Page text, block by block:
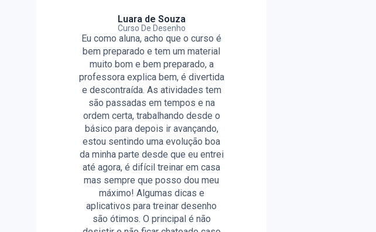
Luara de Souza
Curso De Desenho
Eu como aluna, acho que o curso é
bem preparado e tem um material
muito bom e bem preparado, a
professora explica bem, é divertida
e descontraída. As atividades tem
são passadas em tempos e na
ordem certa, trabalhando desde o
básico para depois ir avançando,
estou sentindo uma evolução boa
da minha parte desde que eu entrei
até agora, é difícil treinar em casa
mas sempre que posso dou meu
máximo! Algumas dicas e
aplicativos para treinar desenho
são ótimos. O principal é não